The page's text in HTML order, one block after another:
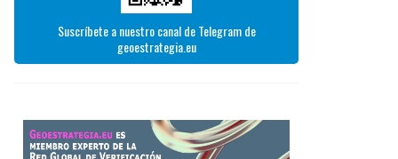
Suscríbete a nuestro canal de Telegram de
geoestrategia.eu